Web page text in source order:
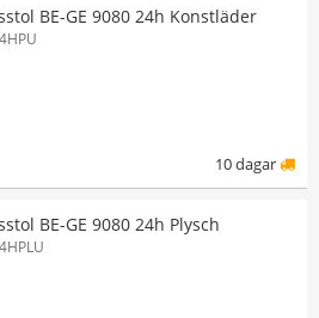
BE-GE 9080 24h Konstläder
10 dagar
BE-GE 9080 24h Plysch